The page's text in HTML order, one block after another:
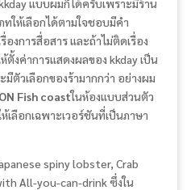
แบบผมก็ได้ครับเพราะมีร้าน
ให้เลือกได้ตามใจชอบมีคำ
งการสื่อสาร และถ้าไม่ติดเรื่อง
งค่าการแสดงผลของ kkday เป็น
ตัวเลือกของร้ามากกว่า อย่างผม
Fish coastในห้องแบบส่วนตัว
เลือกเฉพาะเวอร์ชันที่เป็นภาษา
spiny lobster, Crab
All-you-can-drink ซึ่งใน